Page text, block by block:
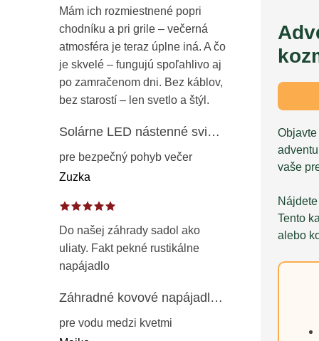
Mám ich rozmiestnené popri
chodníku a pri grile – večerná
atmosféra je teraz úplne iná. A čo
je skvelé – fungujú spoľahlivo aj
po zamračenom dni. Bez káblov,
bez starostí – len svetlo a štýl.
Solárne LED nástenné svietidlo s pohybovým a súmrakovým senzorom – vonkajšie fasádne osvetlenie IP65
pre bezpečný pohyb večer
Zuzka
Do našej záhrady sadol ako
uliaty. Fakt pekné rustikálne
napájadlo
Záhradné kovové napájadlo pre vtáky 8 cm / 104 cm – dekorácia z patinovanej ocele v prírodnej hrdzi
pre vodu medzi kvetmi
Objavte
vaše
Tento
alebo